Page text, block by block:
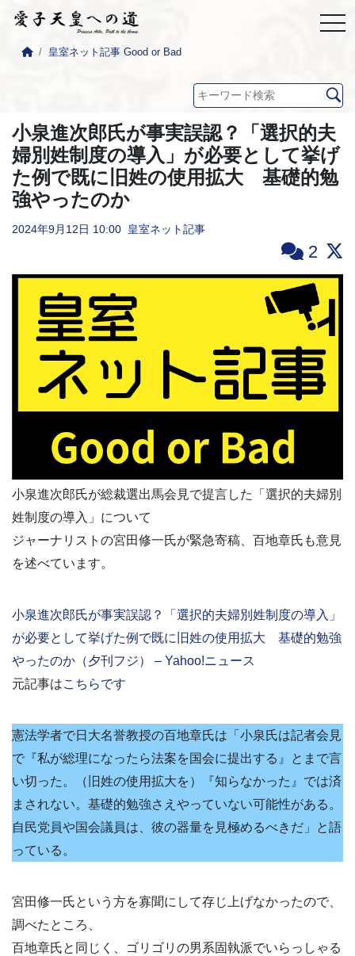
皇室ネット記事 Good or Bad
小泉進次郎氏が事実誤認？「選択的夫
婦別姓制度の導入」が必要として挙げ
た例で既に旧姓の使用拡大 基礎的勉
強やったのか
2024年9月12日 10:00 皇室ネット記事
2
小泉進次郎氏が総裁選出馬会見で提言した「選択的夫婦別
姓制度の導入」について
ジャーナリストの宮田修一氏が緊急寄稿、百地章氏も意見
を述べています。
小泉進次郎氏が事実誤認？「選択的夫婦別姓制度の導入」
が必要として挙げた例で既に旧姓の使用拡大 基礎的勉強
やったのか（夕刊フジ） – Yahoo!ニュース
元記事はこちらです
憲法学者で日大名誉教授の百地章氏は「小泉氏は記者会見
で『私が総理になったら法案を国会に提出する』とまで言
い切った。（旧姓の使用拡大を）『知らなかった』では済
まされない。基礎的勉強さえやっていない可能性がある。
自民党員や国会議員は、彼の器量を見極めるべきだ」と語
っている。
宮田修一氏という方を寡聞にして存じ上げなかったので、
調べたところ、
百地章氏と同じく、ゴリゴリの男系固執派でいらっしゃる